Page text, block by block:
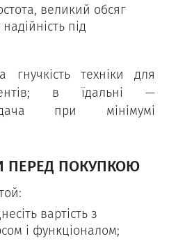
великий обсяг
під
гнучкість техніки для
в їдальні —
при мінімумі
ПЕРЕД ПОКУПКОЮ
вартість з
і функціоналом;